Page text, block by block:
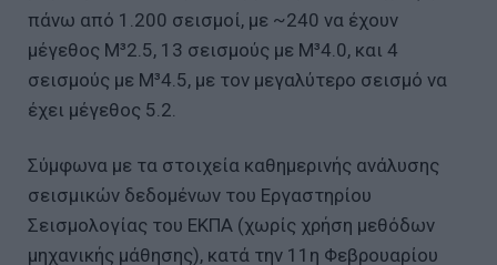
πάνω από 1.200 σεισμοί, με ~240 να έχουν
μέγεθος Μ³2.5, 13 σεισμούς με Μ³4.0, και 4
σεισμούς με Μ³4.5, με τον μεγαλύτερο σεισμό να
έχει μέγεθος 5.2.
Σύμφωνα με τα στοιχεία καθημερινής ανάλυσης
σεισμικών δεδομένων του Εργαστηρίου
Σεισμολογίας του ΕΚΠΑ (χωρίς χρήση μεθόδων
μηχανικής μάθησης), κατά την 11η Φεβρουαρίου